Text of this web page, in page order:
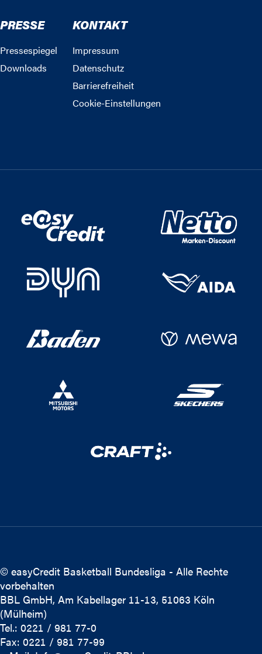
PRESSE
Pressespiegel
Downloads
KONTAKT
Impressum
Datenschutz
Barrierefreiheit
Cookie-Einstellungen
© easyCredit Basketball Bundesliga - Alle Rechte
vorbehalten
BBL GmbH, Am Kabellager 11-13, 51063 Köln
(Mülheim)
Tel.: 0221 / 981 77-0
Fax: 0221 / 981 77-99